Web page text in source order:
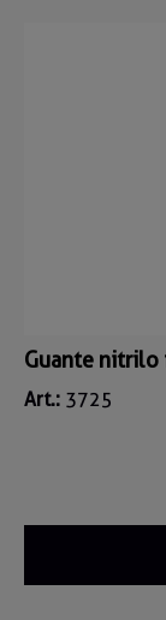
Guante nitrilo
Art.: 3725